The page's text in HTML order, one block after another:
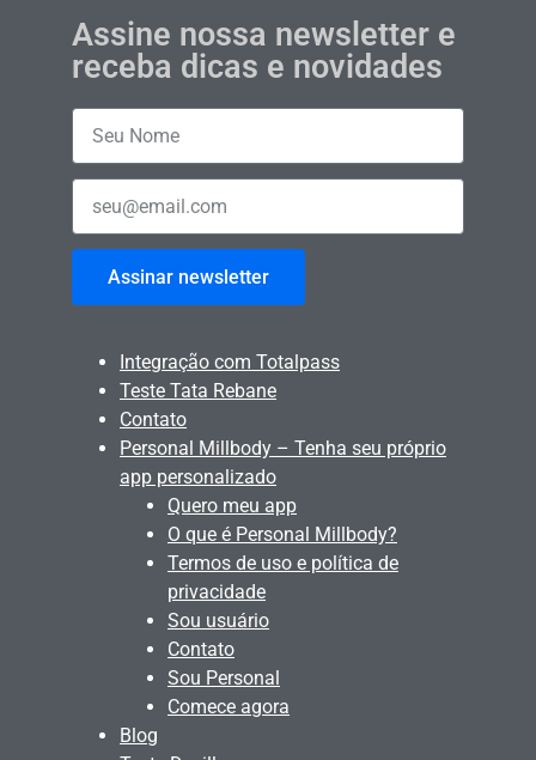
Assine nossa newsletter e
receba dicas e novidades
Assinar newsletter
Integração com Totalpass
Teste Tata Rebane
Contato
Personal Millbody – Tenha seu próprio
app personalizado
Quero meu app
O que é Personal Millbody?
Termos de uso e política de
privacidade
Sou usuário
Contato
Sou Personal
Comece agora
Blog